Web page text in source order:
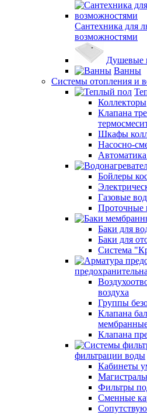
Сантехника для
возможностями
Душевые
Ванны
Системы отопления и
Коллекторы
Клапана
Шкафы
Насосно-
Бойлеры
Газовые
Проточные
Баки для
Баки для
Система
воздуха
Группы
Клапана
Клапана
фильтрации воды
Кабинеты
Фильтры
Сменные